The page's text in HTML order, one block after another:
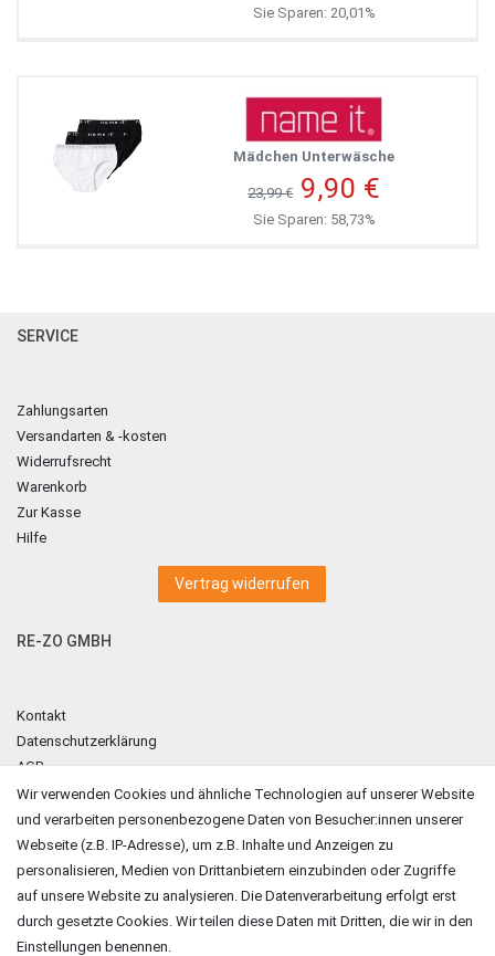
Sie Sparen: 20,01%
Mädchen Unterwäsche
23,99 € 9,90 €
Sie Sparen: 58,73%
SERVICE
Zahlungsarten
Versandarten & -kosten
Widerrufsrecht
Warenkorb
Zur Kasse
Hilfe
Vertrag widerrufen
RE-ZO GMBH
Kontakt
Datenschutzerklärung
AGB
Impressum
ZAHLUNGSARTEN
Wir verwenden Cookies und ähnliche Technologien auf unserer Website
und verarbeiten personenbezogene Daten von Besucher:innen unserer
Webseite (z.B. IP-Adresse), um z.B. Inhalte und Anzeigen zu
personalisieren, Medien von Drittanbietern einzubinden oder Zugriffe
auf unsere Website zu analysieren. Die Datenverarbeitung erfolgt erst
durch gesetzte Cookies. Wir teilen diese Daten mit Dritten, die wir in den
Einstellungen benennen.